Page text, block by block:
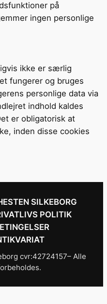
på
ingen personlige
ikke er særlig
fungerer og bruges
personlige data via
indhold kaldes
er obligatorisk at
inden disse cookies
SILKEBORG
POLITIK
cvr:42724157– Alle